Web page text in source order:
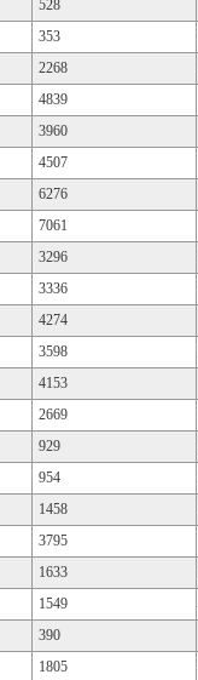
528
353
2268
4839
3960
4507
6276
7061
3296
3336
4274
3598
4153
2669
929
954
1458
3795
1633
1549
390
1805